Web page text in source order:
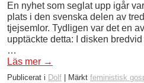
En nyhet som seglat upp igår
plats i den svenska delen av
tjejsemlor. Tydligen var det en
upptäckte detta: I disken
…
Läs mer →
Publicerat i Dolf Märkt feministisk